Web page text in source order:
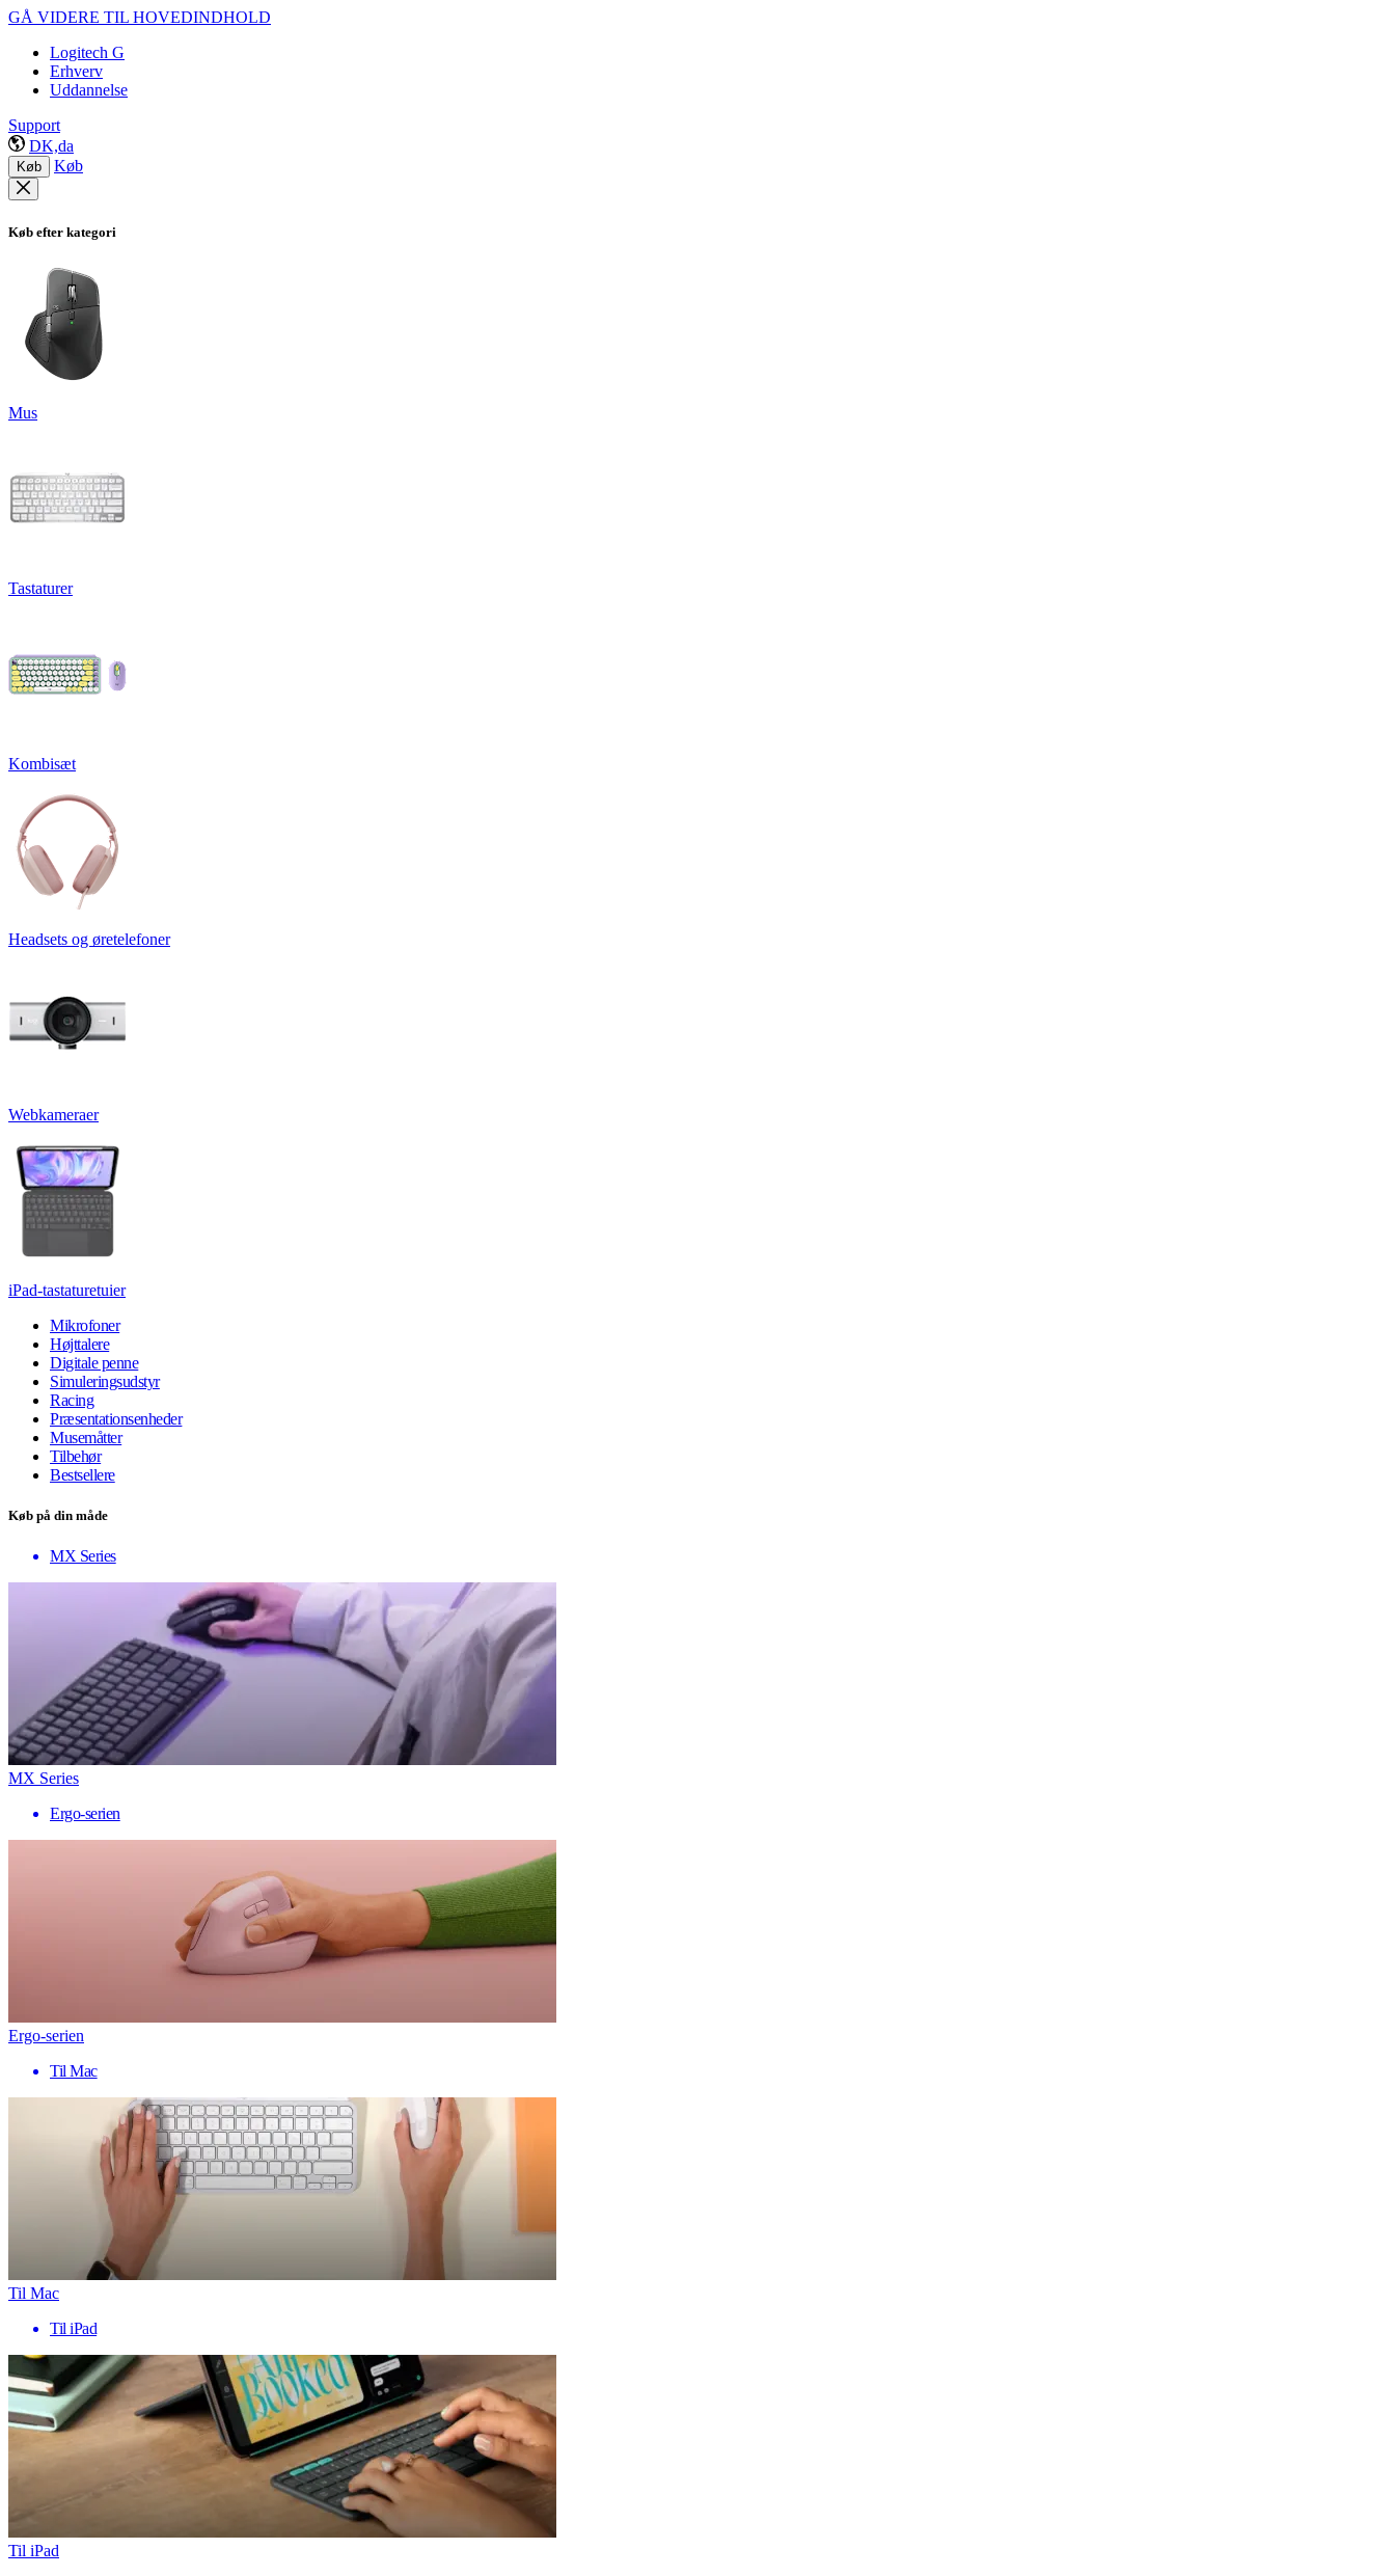
GÅ VIDERE TIL HOVEDINDHOLD
Logitech G
Erhverv
Uddannelse
Support
DK,da
Køb Køb
Køb efter kategori
Mus
Tastaturer
Kombisæt
Headsets og øretelefoner
Webkameraer
iPad-tastaturetuier
Mikrofoner
Højttalere
Digitale penne
Simuleringsudstyr
Racing
Præsentationsenheder
Musemåtter
Tilbehør
Bestsellere
Køb på din måde
MX Series
MX Series
Ergo-serien
Ergo-serien
Til Mac
Til Mac
Til iPad
Til iPad